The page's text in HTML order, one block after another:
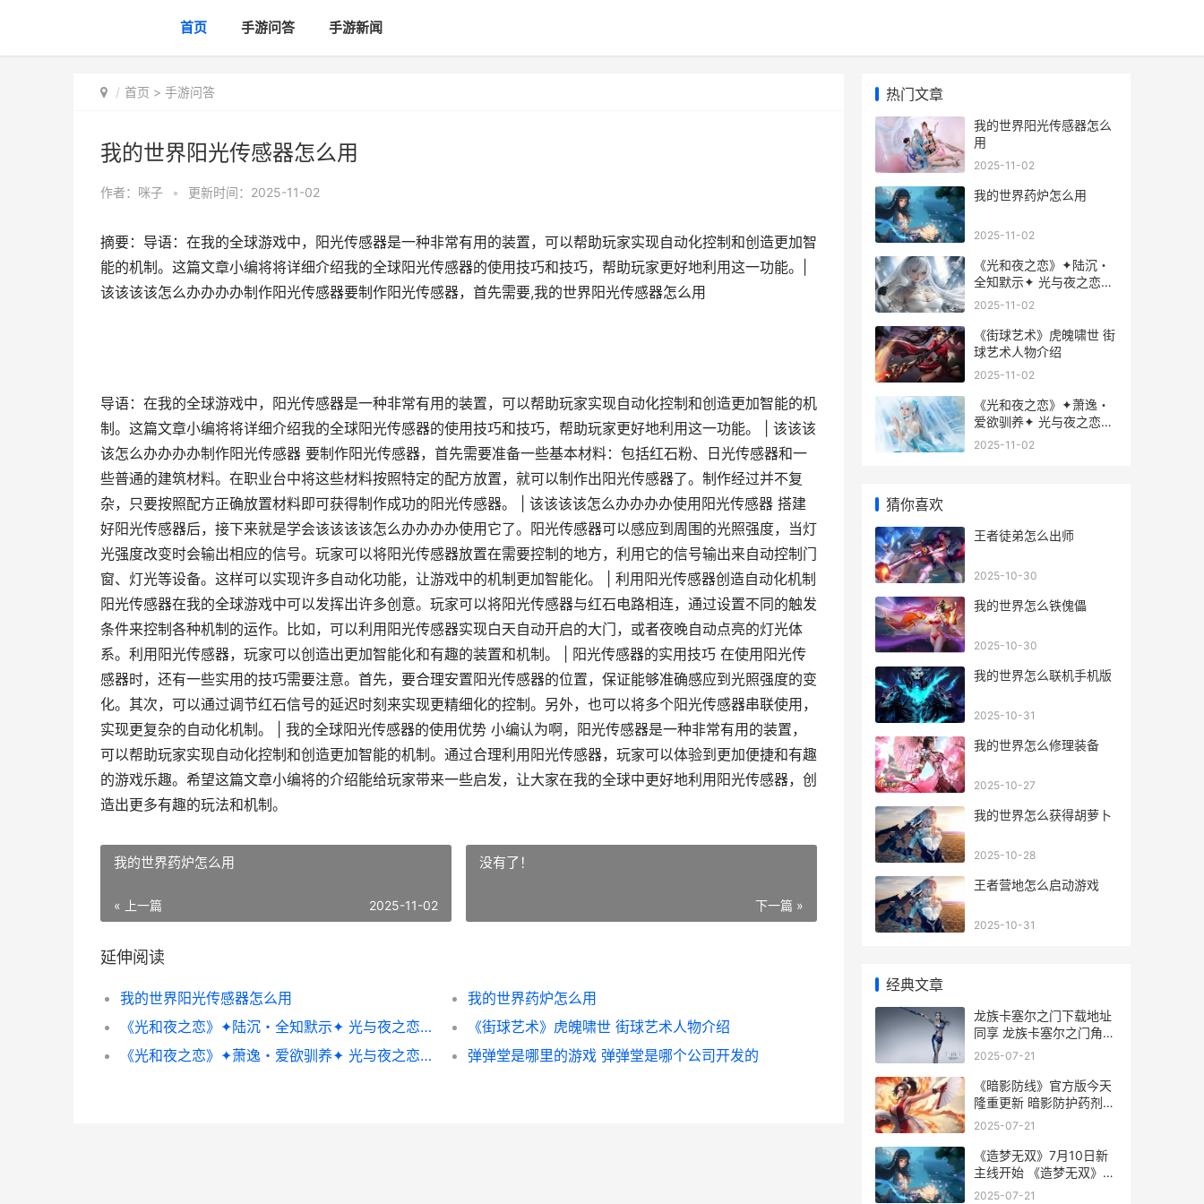
首页 手游问答 手游新闻
首页 > 手游问答
我的世界阳光传感器怎么用
作者： 咪子 • 更新时间：2025-11-02
摘要：导语：在我的全球游戏中，阳光传感器是一种非常有用的装置，可以帮助玩家实现自动化控制和创造更加智
能的机制。这篇文章小编将将详细介绍我的全球阳光传感器的使用技巧和技巧，帮助玩家更好地利用这一功能。|
该该该该怎么办办办办制作阳光传感器要制作阳光传感器，首先需要,我的世界阳光传感器怎么用
导语：在我的全球游戏中，阳光传感器是一种非常有用的装置，可以帮助玩家实现自动化控制和创造更加智能的机
制。这篇文章小编将将详细介绍我的全球阳光传感器的使用技巧和技巧，帮助玩家更好地利用这一功能。 | 该该该
该怎么办办办办制作阳光传感器 要制作阳光传感器，首先需要准备一些基本材料：包括红石粉、日光传感器和一
些普通的建筑材料。在职业台中将这些材料按照特定的配方放置，就可以制作出阳光传感器了。制作经过并不复
杂，只要按照配方正确放置材料即可获得制作成功的阳光传感器。 | 该该该该怎么办办办办使用阳光传感器 搭建
好阳光传感器后，接下来就是学会该该该该怎么办办办办使用它了。阳光传感器可以感应到周围的光照强度，当灯
光强度改变时会输出相应的信号。玩家可以将阳光传感器放置在需要控制的地方，利用它的信号输出来自动控制门
窗、灯光等设备。这样可以实现许多自动化功能，让游戏中的机制更加智能化。 | 利用阳光传感器创造自动化机制
阳光传感器在我的全球游戏中可以发挥出许多创意。玩家可以将阳光传感器与红石电路相连，通过设置不同的触发
条件来控制各种机制的运作。比如，可以利用阳光传感器实现白天自动开启的大门，或者夜晚自动点亮的灯光体
系。利用阳光传感器，玩家可以创造出更加智能化和有趣的装置和机制。 | 阳光传感器的实用技巧 在使用阳光传
感器时，还有一些实用的技巧需要注意。首先，要合理安置阳光传感器的位置，保证能够准确感应到光照强度的变
化。其次，可以通过调节红石信号的延迟时刻来实现更精细化的控制。另外，也可以将多个阳光传感器串联使用，
实现更复杂的自动化机制。 | 我的全球阳光传感器的使用优势 小编认为啊，阳光传感器是一种非常有用的装置，
可以帮助玩家实现自动化控制和创造更加智能的机制。通过合理利用阳光传感器，玩家可以体验到更加便捷和有趣
的游戏乐趣。希望这篇文章小编将的介绍能给玩家带来一些启发，让大家在我的全球中更好地利用阳光传感器，创
造出更多有趣的玩法和机制。
我的世界药炉怎么用
« 上一篇 2025-11-02
没有了！
下一篇 »
延伸阅读
我的世界阳光传感器怎么用
我的世界药炉怎么用
《光和夜之恋》✦陆沉・全知默示✦ 光与夜之恋选择区别
《街球艺术》虎魄啸世 街球艺术人物介绍
《光和夜之恋》✦萧逸・爱欲驯养✦ 光与夜之恋选择区别
弹弹堂是哪里的游戏 弹弹堂是哪个公司开发的
热门文章
我的世界阳光传感器怎么
用
2025-11-02
我的世界药炉怎么用
2025-11-02
《光和夜之恋》✦陆沉・
全知默示✦ 光与夜之恋选
择区别
2025-11-02
《街球艺术》虎魄啸世 街
球艺术人物介绍
2025-11-02
《光和夜之恋》✦萧逸・
爱欲驯养✦ 光与夜之恋选
择区别
2025-11-02
猜你喜欢
王者徒弟怎么出师
2025-10-30
我的世界怎么铁傀儡
2025-10-30
我的世界怎么联机手机版
2025-10-31
我的世界怎么修理装备
2025-10-27
我的世界怎么获得胡萝卜
2025-10-28
王者营地怎么启动游戏
2025-10-31
经典文章
龙族卡塞尔之门下载地址
同享 龙族卡塞尔之门角色
强度排行
2025-07-21
《暗影防线》官方版今天
隆重更新 暗影防护药剂需
要什么材料
2025-07-21
《造梦无双》7月10日新
主线开始 《造梦无双》官
网
2025-07-21